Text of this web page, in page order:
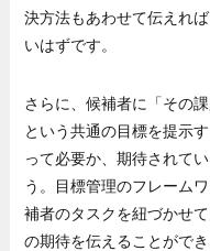
決方法もあわせて伝えれ
いはずです。
さらに、候補者に「その
という共通の目標を提示
って必要か、期待されて
う。目標管理のフレーム
補者のタスクを紐づかせ
の期待を伝えることができ